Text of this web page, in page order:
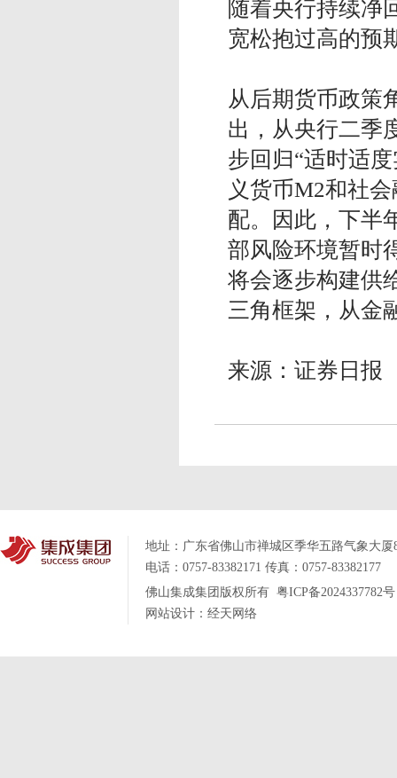
随着央行持续净
宽松抱过高的预
从后期货币政策
出，从央行二季
步回归“适时适
义货币M2和社
配。因此，下半
部风险环境暂时
将会逐步构建供
三角框架，从金
来源：证券日报
地址： 广东省佛山市禅城区季华五路气象大厦
电话：0757-83382171 传真：0757-83382177
佛山集成集团版权所有 粤ICP备2024337782号
网站设计： 经天网络